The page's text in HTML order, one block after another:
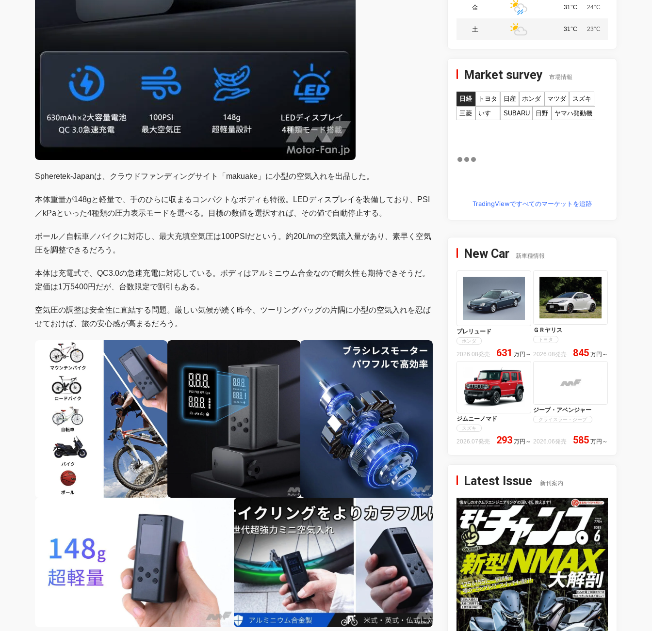
Spheretek-Japanは、クラウドファンディングサイト「makuake」に小型の空気入れを出品した。
本体重量が148gと軽量で、手のひらに収まるコンパクトなボディも特徴。LEDディスプレイを装備しており、PSI
／kPaといった4種類の圧力表示モードを選べる。目標の数値を選択すれば、その値で自動停止する。
ボール／自転車／バイクに対応し、最大充填空気圧は100PSIだという。約20L/mの空気流入量があり、素早く空気
圧を調整できるだろう。
本体は充電式で、QC3.0の急速充電に対応している。ボディはアルミニウム合金なので耐久性も期待できそうだ。
定価は1万5400円だが、台数限定で割引もある。
空気圧の調整は安全性に直結する問題。厳しい気候が続く昨今、ツーリングバッグの片隅に小型の空気入れを忍ば
せておけば、旅の安心感が高まるだろう。
金 31°C 24°C
土 31°C 23°C
Market survey 市場情報
日経 トヨタ 日産 ホンダ マツダ
スズキ
三菱
いすゞ SUBARU 日野 ヤマハ発動機
TradingViewですべてのマーケットを追跡
New Car 新車種情報
プレリュード
ホンダ
2026.08発売 631 万円 ～
ＧＲヤリス
トヨタ
2026.08発売 845 万円 ～
ジムニーノマド
スズキ
2026.07発売 293 万円 ～
ジープ・アベンジャー
クライスラー・ジープ
2026.06発売 585 万円 ～
Latest Issue 新刊案内